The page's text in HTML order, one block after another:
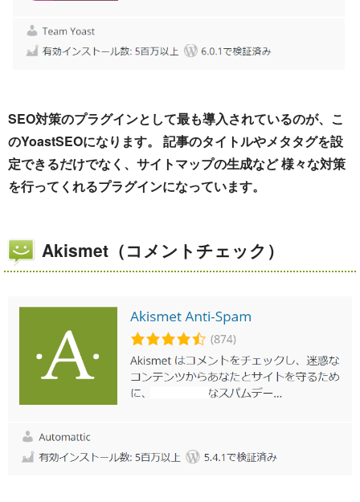
SEO対策のプラグインとして最も導入されているのが、こ
のYoastSEOになります。 記事のタイトルやメタタグを設
定できるだけでなく、サイトマップの生成など 様々な対策
を行ってくれるプラグインになっています。
Akismet（コメントチェック）